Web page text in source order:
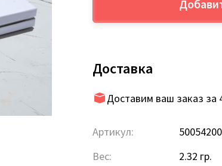
Доставка
Доставим ваш заказ за
Артикул:
50054200
Вес:
2.32 гр.